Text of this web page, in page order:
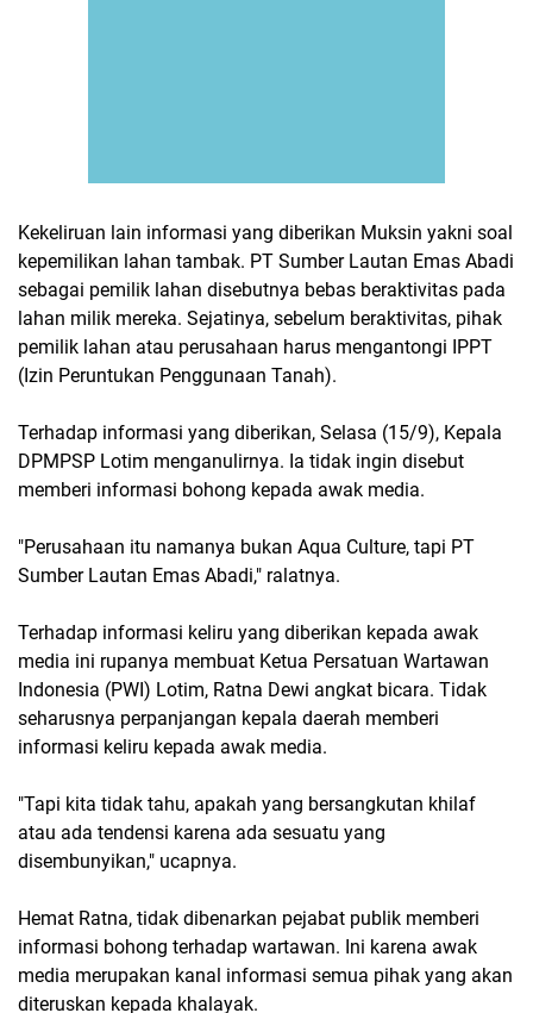
Kekeliruan lain informasi yang diberikan Muksin yakni soal
kepemilikan lahan tambak. PT Sumber Lautan Emas Abadi
sebagai pemilik lahan disebutnya bebas beraktivitas pada
lahan milik mereka. Sejatinya, sebelum beraktivitas, pihak
pemilik lahan atau perusahaan harus mengantongi IPPT
(Izin Peruntukan Penggunaan Tanah).
Terhadap informasi yang diberikan, Selasa (15/9), Kepala
DPMPSP Lotim menganulirnya. Ia tidak ingin disebut
memberi informasi bohong kepada awak media.
"Perusahaan itu namanya bukan Aqua Culture, tapi PT
Sumber Lautan Emas Abadi," ralatnya.
Terhadap informasi keliru yang diberikan kepada awak
media ini rupanya membuat Ketua Persatuan Wartawan
Indonesia (PWI) Lotim, Ratna Dewi angkat bicara. Tidak
seharusnya perpanjangan kepala daerah memberi
informasi keliru kepada awak media.
"Tapi kita tidak tahu, apakah yang bersangkutan khilaf
atau ada tendensi karena ada sesuatu yang
disembunyikan," ucapnya.
Hemat Ratna, tidak dibenarkan pejabat publik memberi
informasi bohong terhadap wartawan. Ini karena awak
media merupakan kanal informasi semua pihak yang akan
diteruskan kepada khalayak.